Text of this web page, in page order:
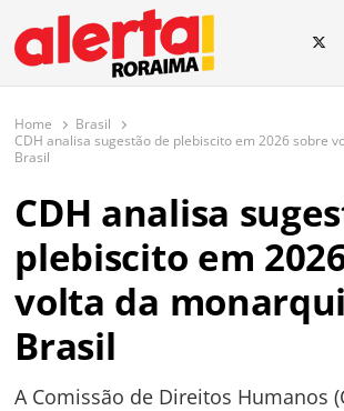
conteúdo
O maior portal de notícias de
O Alerta Roraima é seu portal de notícias
e todo o estado de Roraima. Fique sempre
atualizações em tempo real!
Home
Brasil
CDH analisa sugestão de plebiscito em 2026 sobre
Brasil
CDH analisa
plebiscito em
volta da
Brasil
A Comissão de Direitos Humanos